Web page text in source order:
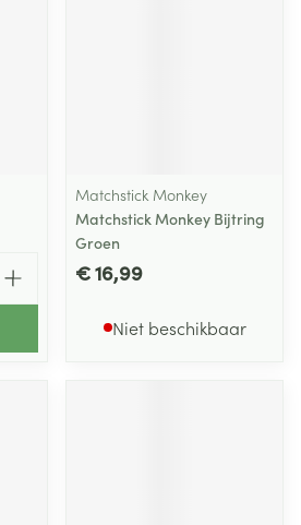
Matchstick Monkey
Matchstick Monkey Bijtring
Groen
€ 16,99
Niet beschikbaar